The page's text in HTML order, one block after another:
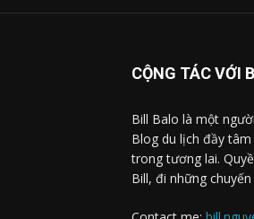
CỘNG TÁC VỚI
Bill Balo là một
Blog du lịch đầy
trong tương lai.
Bill, đi những